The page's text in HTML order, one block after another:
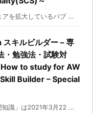
を拡大しているパブ ...
スキルビルダー – 専
・勉強法・試験対
How to study for AW
Builder – Special
識」は2021年3月22 ...